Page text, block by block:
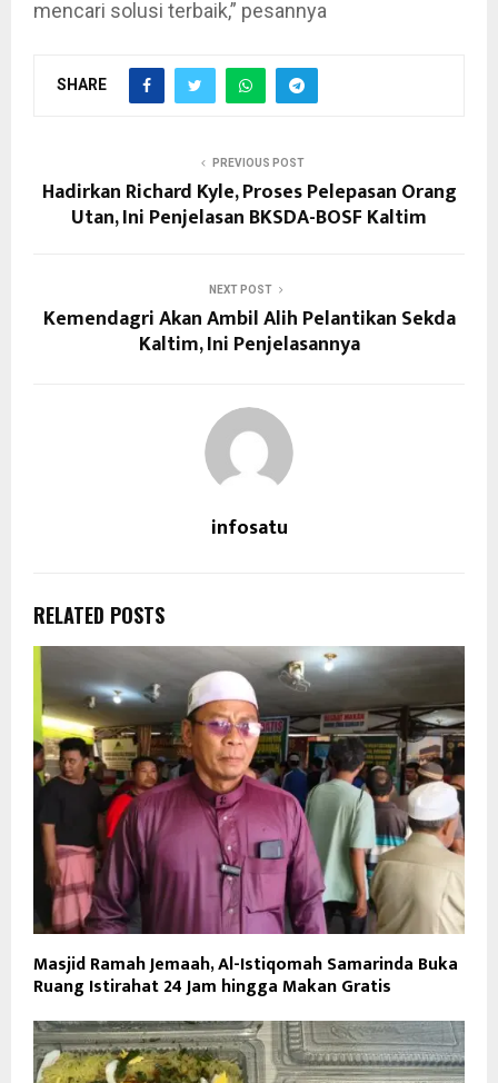
mencari solusi terbaik,” pesannya
SHARE
PREVIOUS POST
Hadirkan Richard Kyle, Proses Pelepasan Orang
Utan, Ini Penjelasan BKSDA-BOSF Kaltim
NEXT POST
Kemendagri Akan Ambil Alih Pelantikan Sekda
Kaltim, Ini Penjelasannya
infosatu
RELATED POSTS
Masjid Ramah Jemaah, Al-Istiqomah Samarinda Buka
Ruang Istirahat 24 Jam hingga Makan Gratis